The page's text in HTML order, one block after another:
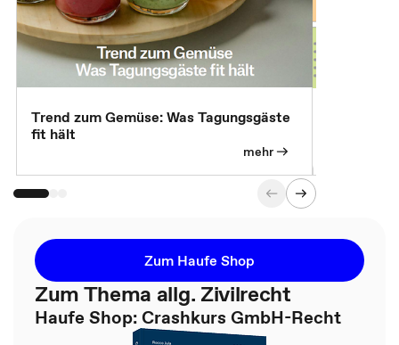
Trend zum Gemüse: Was Tagungsgäste
fit hält
mehr
Zum Haufe Shop
Zum Thema allg. Zivilrecht
Haufe Shop: Crashkurs GmbH-Recht